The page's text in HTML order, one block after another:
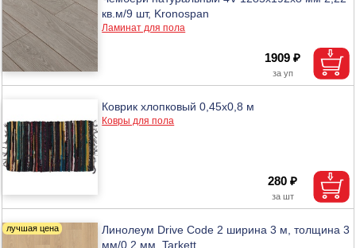
кв.м/9 шт, Kronospan
Ламинат для пола
1909 ₽
Коврик хлопковый 0,45x0,8 м
Ковры для пола
280 ₽
Линолеум Drive Code 2 ширина 3 м, толщина 3
мм/0,2 мм, Tarkett